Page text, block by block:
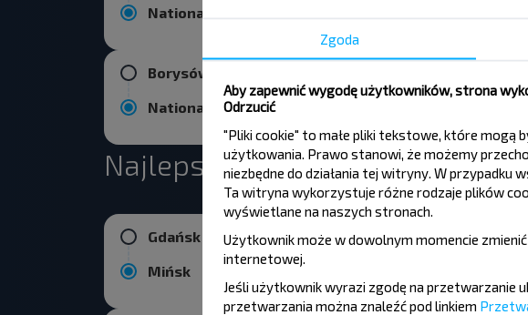
National Airport Minsk
Borysów
National Airport Minsk
Najlepsze kursy z Gdansk
Gdańsk
Mińsk
Zgoda
Aby zapewnić wygodę użytkowników, strona
Odrzucić
"Pliki cookie" to małe pliki tekstowe, które
użytkowania. Prawo stanowi, że możemy
niezbędne do działania tej witryny. W przypadku
Ta witryna wykorzystuje różne rodzaje plików
wyświetlane na naszych stronach.
Użytkownik może w dowolnym momencie
internetowej
Jeśli użytkownik wyrazi zgodę na przetwarzanie
przetwarzania można znaleźć pod linkiem